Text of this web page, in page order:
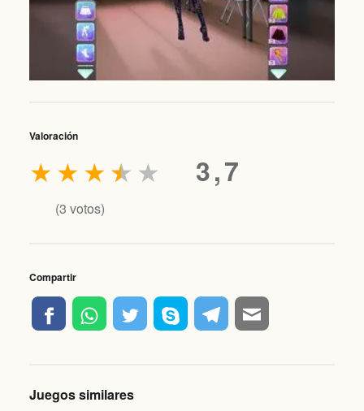
Valoración
3,7
★
★
★
★
★
(3 votos)
Compartir
Juegos similares